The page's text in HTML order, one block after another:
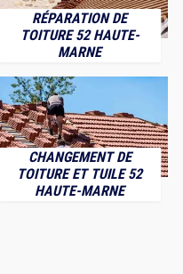
RÉPARATION DE
TOITURE 52 HAUTE-
MARNE
CHANGEMENT DE
TOITURE ET TUILE 52
HAUTE-MARNE